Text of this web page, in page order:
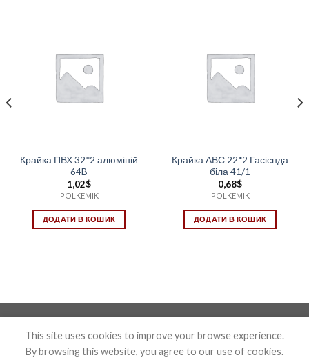
Крайка ПВХ 32*2 алюміній
64B
1,02$
POLKEMIK
ДОДАТИ В КОШИК
Крайка АВС 22*2 Гасієнда
біла 41/1
0,68$
POLKEMIK
ДОДАТИ В КОШИК
This site uses cookies to improve your browse experience.
By browsing this website, you agree to our use of cookies.